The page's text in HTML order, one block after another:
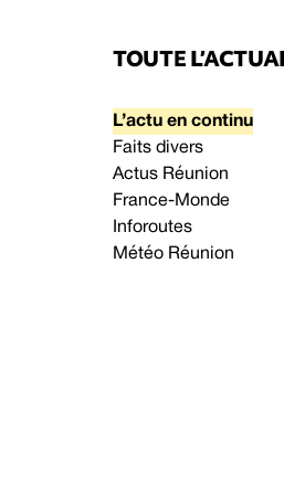
TOUTE
L’actu en continu
Faits divers
Actus Réunion
France-Monde
Inforoutes
Météo Réunion